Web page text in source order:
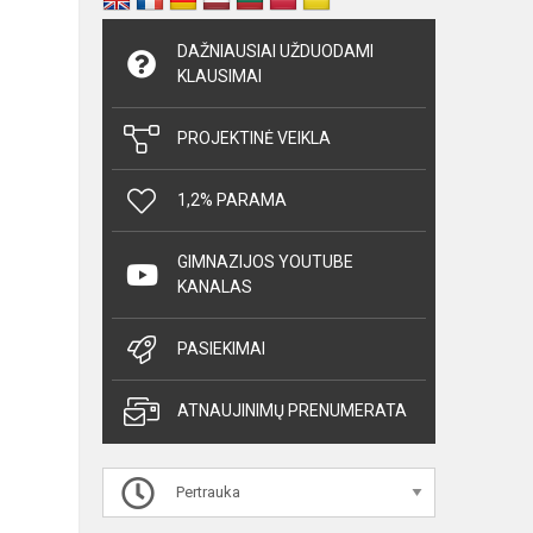
DAŽNIAUSIAI UŽDUODAMI
KLAUSIMAI
PROJEKTINĖ VEIKLA
1,2% PARAMA
GIMNAZIJOS YOUTUBE
KANALAS
PASIEKIMAI
ATNAUJINIMŲ PRENUMERATA
Pertrauka